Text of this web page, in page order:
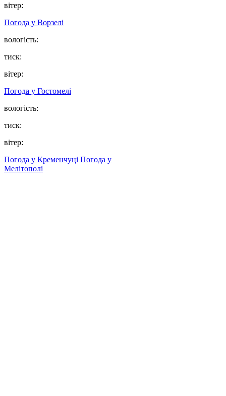
вітер:
Погода у Ворзелі
вологість:
тиск:
вітер:
Погода у Гостомелі
вологість:
тиск:
вітер:
Погода у Кременчуці Погода у
Мелітополі